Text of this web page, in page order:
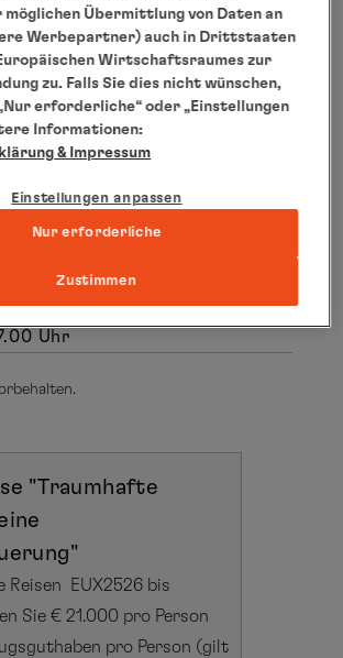
auf See
Lucas/Baja California/Mexiko
Uhr
- Fr., 23.01.2026
auf See
Kalifornien/USA,
Uhr
"Traumhafte
Reisen EUX2526 bis
Sie € 21.000 pro Person
pro Person (gilt
Übermittlung von Daten an
Werbepartner) auch in Drittstaaten
Wirtschaftsraumes zur
zu. Falls Sie dies nicht wünschen,
erforderliche“ oder „Einstellungen
Informationen:
& Impressum
Einstellungen anpassen
Nur erforderliche
Zustimmen